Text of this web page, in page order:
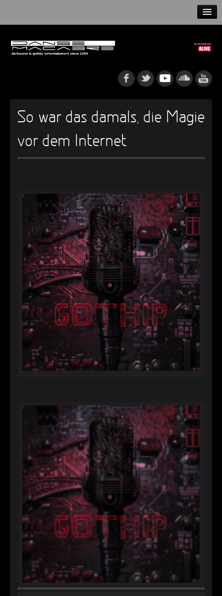
NEWS
► Rattenfänger
Oberer Totpunkt
► Dia De Los Muertos
Oberer Totpunkt
► Alltag macht tot
Oberer Totpunkt
► Die Krieger
Oberer Totpunkt
► Imperator
Oberer Totpunkt
► Maschinenherz
Oberer Totpunkt
► Der Siebte Tag
Oberer Totpunkt
► Langfristig gesehen (sind wir alle tot)
Oberer Totpunkt
Oberer Totpunkt
► Totentanz
► Zeit verfliegt
Oberer Totpunkt
► Untergehen
Oberer Totpunkt
► Geisterfahrt
Oberer Totpunkt
► Gevatter Tod
Oberer Totpunkt
►
►
►
►
►
So war das damals, die Magie
vor dem Internet